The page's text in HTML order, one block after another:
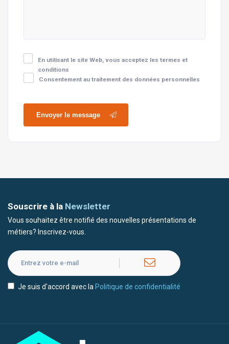
En utilisant le site Web, vous acceptez les termes et
conditions
Consentement au traitement des données personnelles
Envoyer le message
Souscrire à la Newsletter
Vous souhaitez être notifié des nouvelles présentations de
métiers? Inscrivez-vous.
Je suis d'accord avec la Politique de confidentialité